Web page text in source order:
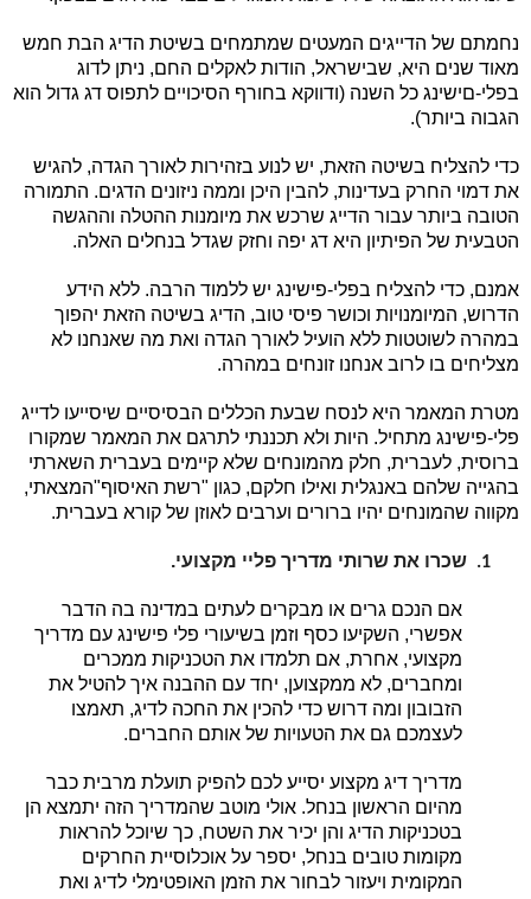
נחמתם של הדייגים המעטים שמתמחים בשיטת הדיג הבת חמש
מאוד שנים היא, שבישראל, הודות לאקלים החם, ניתן לדוג
בפלי-םישינג כל השנה (ודווקא בחורף הסיכויים לתפוס דג גדול הוא
הגבוה ביותר).
כדי להצליח בשיטה הזאת, יש לנוע בזהירות לאורך הגדה, להגיש
את דמוי החרק בעדינות, להבין היכן וממה ניזונים הדגים. התמורה
הטובה ביותר עבור הדייג שרכש את מיומנות ההטלה וההגשה
הטבעית של הפיתיון היא דג יפה וחזק שגדל בנחלים האלה.
אמנם, כדי להצליח בפלי-פישינג יש ללמוד הרבה. ללא הידע
הדרוש, המיומנויות וכושר פיסי טוב, הדיג בשיטה הזאת יהפוך
במהרה לשוטטות ללא הועיל לאורך הגדה ואת מה שאנחנו לא
מצליחים בו לרוב אנחנו זונחים במהרה.
מטרת המאמר היא לנסח שבעת הכללים הבסיסיים שיסייעו לדייג
פלי-פישינג מתחיל. היות ולא תכננתי לתרגם את המאמר שמקורו
ברוסית, לעברית, חלק מהמונחים שלא קיימים בעברית השארתי
בהגייה שלהם באנגלית ואילו חלקם, כגון "רשת האיסוף"המצאתי,
מקווה שהמונחים יהיו ברורים וערבים לאוזן של קורא בעברית.
1. שכרו את שרותי מדריך פליי מקצועי.
אם הנכם גרים או מבקרים לעתים במדינה בה הדבר
אפשרי, השקיעו כסף וזמן בשיעורי פלי פישינג עם מדריך
מקצועי, אחרת, אם תלמדו את הטכניקות ממכרים
ומחברים, לא ממקצוען, יחד עם ההבנה איך להטיל את
הזבובון ומה דרוש כדי להכין את החכה לדיג, תאמצו
לעצמכם גם את הטעויות של אותם החברים.
מדריך דיג מקצוע יסייע לכם להפיק תועלת מרבית כבר
מהיום הראשון בנחל. אולי מוטב שהמדריך הזה יתמצא הן
בטכניקות הדיג והן יכיר את השטח, כך שיוכל להראות
מקומות טובים בנחל, יספר על אוכלוסיית החרקים
המקומית ויעזור לבחור את הזמן האופטימלי לדיג ואת